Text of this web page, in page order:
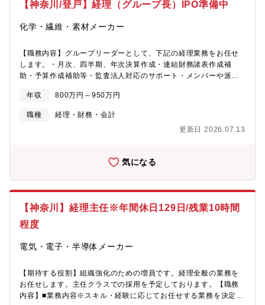
イムなし）・原則出社（ご事情によりリモートワークの相談も可
働き方が可能です）・転勤基本なし【Orbital Lasersについて】宇
て、国立研究開発法人理化学研究所(理研)との共同研究開発の成果
を基に、2024年1月12日に設立。理研や大学、パートナー企業と
の連携により、高効率な宇宙用レーザーを核とした送光技術、大
推進しています。これらを融合し、世界トップの“宇宙光学技術”を
きます。私たちとともに、最先端の宇宙技術の開発に挑み、宇宙
産業の未来を切り拓く仲間を募集しています。新たな価値を創造
【神奈川/登戸】経理（グループ長）IPO準備中
化学・繊維・素材メーカー
【職務内容】グループリーダーとして、下記の経理業務をお任せ
します。・月次、四半期、年次決算作成・連結財務諸表作成補
助・予算作成補助等・監査法人対応のサポート・メンバーや派遣
景】現グループリーダーの退職による欠員補充【配属先】財務経
理部3名内訳：部長1名(60代)、グループリーダー1名(50代)、派遣
社員1名(30代)※部署の方は中途入社の方となります。【働き方】
フルフレックス・リモート可(週1回程度)【同ポジションの魅
層との距離が近く、意思決定に関わる機会が多いポジションとな
状況でも利益が出続けており、1964年の創業以来黒字経営で
ており、業績が安定しています。【同社について】・精密機器・
機械に関する磁気の制御を行っています。・パーマロイという合
界の影響を制御することができます。・これによって、半導体製
様に対してオーダーメイドで0ベースから調査～納品までを行って
います。・世界レベルで見ても競合が少なく、大手企業や大学の
研究機関などからのご依頼が多いです。・磁気制御パーツは大手
年収 800万円～950万円
職種
経理・財務・会計
更新日 2026.07.13
気になる
【神奈川】経理主任※年間休日129日/残業10時間
程度
電気・電子・半導体メーカー
【期待する役割】組織強化のための増員です。経理全般の業務を
お任せします。主任クラスでの採用を予定しております。【職務
内容】■業務内容※スキル・経験に応じてお任せする業務を決定い